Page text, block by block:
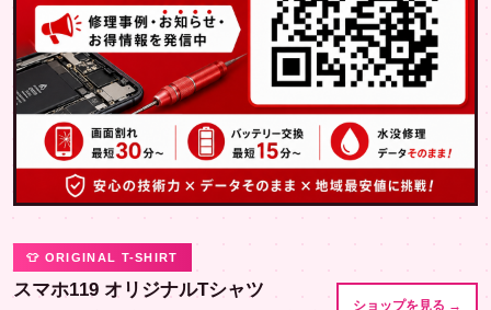
👕 ORIGINAL T-SHIRT
スマホ119 オリジナルTシャツ
ショップを見る →